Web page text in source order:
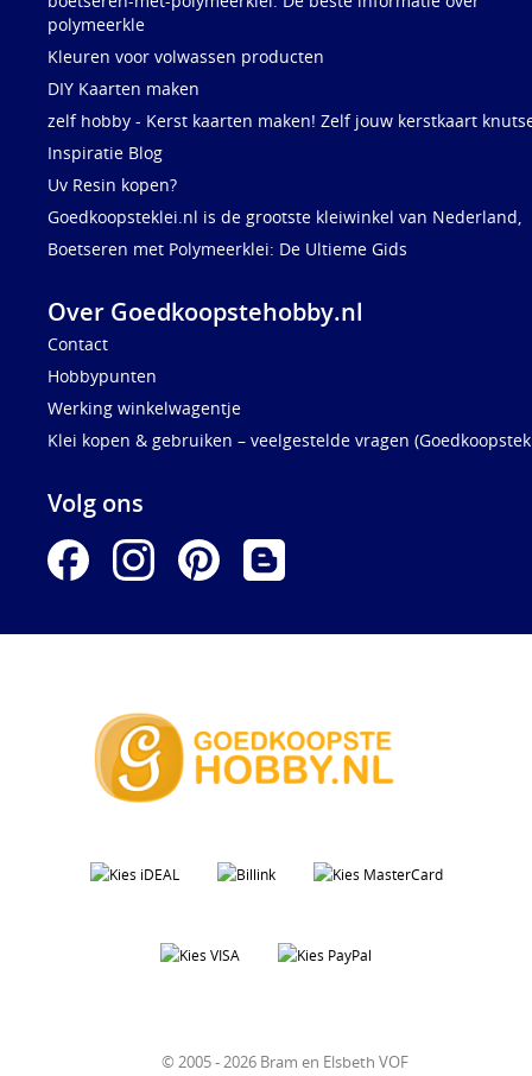
polymeerkle
Kleuren voor volwassen producten
DIY Kaarten maken
zelf hobby - Kerst kaarten maken! Zelf jouw kerstkaart
Inspiratie Blog
Uv Resin kopen?
Goedkoopsteklei.nl is de grootste kleiwinkel van Nederland,
Boetseren met Polymeerklei: De Ultieme Gids
Over Goedkoopstehobby.nl
Contact
Hobbypunten
Werking winkelwagentje
Klei kopen & gebruiken – veelgestelde vragen
Volg ons
© 2005 - 2026 Bram en Elsbeth VOF